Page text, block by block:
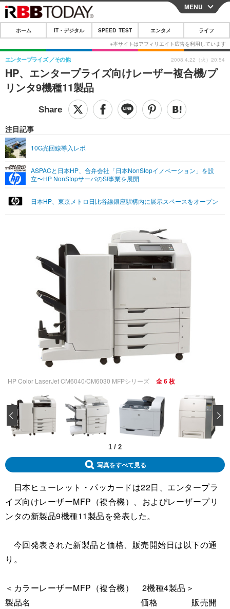
CLOSE
ホーム
IT・デジタル
IT・デジタルTOP スマートフォン
ショッピング その他
SPEED TEST
エンタメTOP 映画・ドラマ
グラビア
ショッピング その他
ライフTOP
その他
リリース一覧
プッシュ通知の停止方法
MENU
ホーム IT・デジタル SPEED TEST エンタメ ライフ
HP、エンタープライズ向けレーザー複合機/プ
リンタ9機種11製品
エンタープライズ その他
注目記事
10G光回線導入レポ
ASPACと日本HP、合弁会社「日本NonStopイノベーション」を設
立〜HP NonStopサーバのSI事業を展開
日本HP、東京メトロ日比谷線銀座駅構内に展示スペースをオープン
2008.4.22（火）20:54
HP Color LaserJet CM6040/CM6030 MFPシリーズ 全 6 枚
1 / 2
‹
写真をすべて見る
日本ヒューレット・パッカードは22日、エンタープラ
イズ向けレーザーMFP（複合機）、およびレーザープリ
ンタの新製品9機種11製品を発表した。
今回発表された新製品と価格、販売開始日は以下の通
り。
＜カラーレーザーMFP（複合機） 2機種4製品＞
製品名 価格 販売開